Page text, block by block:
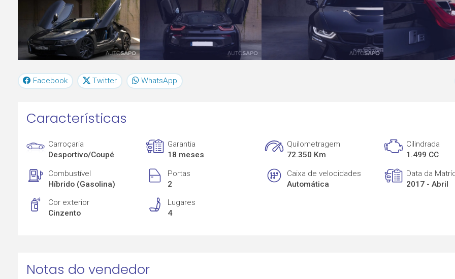
Facebook Twitter WhatsApp
Características
Carroçaria
Desportivo/Coupé
Garantia
18 meses
Quilometragem
72.350 Km
Cilindrada
1.499 CC
Combustível
Híbrido (Gasolina)
Portas
2
Caixa de velocidades
Automática
Data da
2017 - Abril
Cor exterior
Cinzento
Lugares
4
Notas do vendedor